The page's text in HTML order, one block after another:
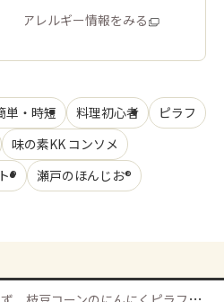
・アレルギー情報をみる
単・時短 料理初心者
ピラフ
味の素KK コンソメ
®
瀬戸のほんじお®